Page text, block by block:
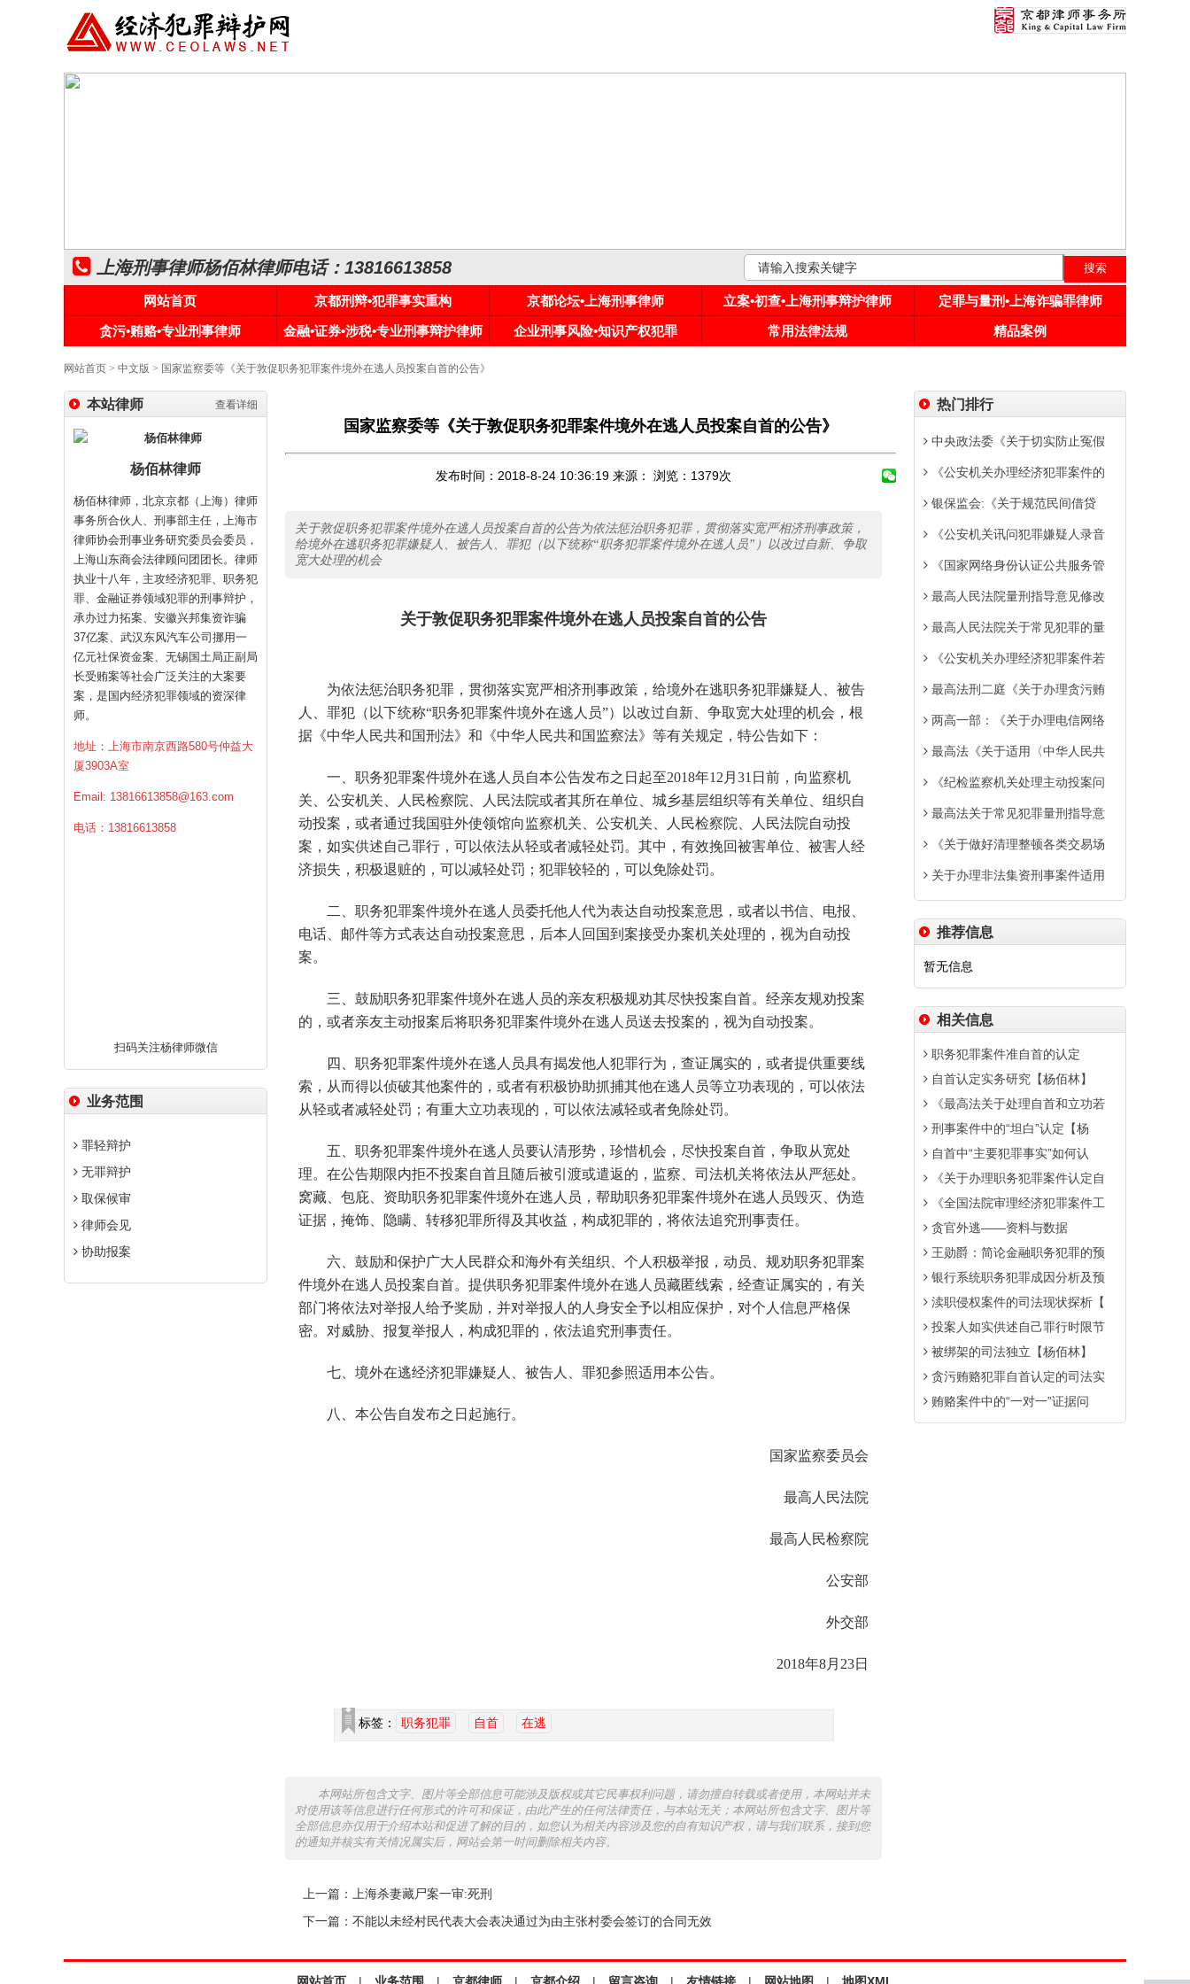
上海刑事律师杨佰林律师电话：13816613858
网站首页 京都刑辩•犯罪事实重构 京都论坛•上海刑事律师 立案•初查•上海刑事辩护律师
定罪与量刑•上海诈骗罪律师
贪污•贿赂•专业刑事律师
金融•证券•涉税•专业刑事辩护律师 企业刑事风险•知识产权犯罪 常用法律法规 精品案例
网站首页 > 中文版 > 国家监察委等《关于敦促职务犯罪案件境外在逃人员投案自首的公告》
查看详细
本站律师
杨佰林律师
杨佰林律师，北京京都（上海）律师
事务所合伙人、刑事部主任，上海市
律师协会刑事业务研究委员会委员，
上海山东商会法律顾问团团长。律师
执业十八年，主攻经济犯罪、职务犯
罪、金融证券领域犯罪的刑事辩护，
承办过力拓案、安徽兴邦集资诈骗
37亿案、武汉东风汽车公司挪用一
亿元社保资金案、无锡国土局正副局
长受贿案等社会广泛关注的大案要
案，是国内经济犯罪领域的资深律
师。
地址：上海市南京西路580号仲益大
厦3903A室
Email: 13816613858@163.com
电话：13816613858
扫码关注杨律师微信
业务范围
罪轻辩护
无罪辩护
取保候审
律师会见
协助报案
国家监察委等《关于敦促职务犯罪案件境外在逃人员投案自首的公告》
发布时间：2018-8-24 10:36:19 来源： 浏览： 1379次
关于敦促职务犯罪案件境外在逃人员投案自首的公告为依法惩治职务犯罪，贯彻落实宽严相济刑事政策，
给境外在逃职务犯罪嫌疑人、被告人、罪犯（以下统称“职务犯罪案件境外在逃人员”）以改过自新、争取
宽大处理的机会
关于敦促职务犯罪案件境外在逃人员投案自首的公告
为依法惩治职务犯罪，贯彻落实宽严相济刑事政策，给境外在逃职务犯罪嫌疑人、被告
人、罪犯（以下统称“职务犯罪案件境外在逃人员”）以改过自新、争取宽大处理的机会，根
据《中华人民共和国刑法》和《中华人民共和国监察法》等有关规定，特公告如下：
一、职务犯罪案件境外在逃人员自本公告发布之日起至2018年12月31日前，向监察机
关、公安机关、人民检察院、人民法院或者其所在单位、城乡基层组织等有关单位、组织自
动投案，或者通过我国驻外使领馆向监察机关、公安机关、人民检察院、人民法院自动投
案，如实供述自己罪行，可以依法从轻或者减轻处罚。其中，有效挽回被害单位、被害人经
济损失，积极退赃的，可以减轻处罚；犯罪较轻的，可以免除处罚。
二、职务犯罪案件境外在逃人员委托他人代为表达自动投案意思，或者以书信、电报、
电话、邮件等方式表达自动投案意思，后本人回国到案接受办案机关处理的，视为自动投
案。
三、鼓励职务犯罪案件境外在逃人员的亲友积极规劝其尽快投案自首。经亲友规劝投案
的，或者亲友主动报案后将职务犯罪案件境外在逃人员送去投案的，视为自动投案。
四、职务犯罪案件境外在逃人员具有揭发他人犯罪行为，查证属实的，或者提供重要线
索，从而得以侦破其他案件的，或者有积极协助抓捕其他在逃人员等立功表现的，可以依法
从轻或者减轻处罚；有重大立功表现的，可以依法减轻或者免除处罚。
五、职务犯罪案件境外在逃人员要认清形势，珍惜机会，尽快投案自首，争取从宽处
理。在公告期限内拒不投案自首且随后被引渡或遣返的，监察、司法机关将依法从严惩处。
窝藏、包庇、资助职务犯罪案件境外在逃人员，帮助职务犯罪案件境外在逃人员毁灭、伪造
证据，掩饰、隐瞒、转移犯罪所得及其收益，构成犯罪的，将依法追究刑事责任。
六、鼓励和保护广大人民群众和海外有关组织、个人积极举报，动员、规劝职务犯罪案
件境外在逃人员投案自首。提供职务犯罪案件境外在逃人员藏匿线索，经查证属实的，有关
部门将依法对举报人给予奖励，并对举报人的人身安全予以相应保护，对个人信息严格保
密。对威胁、报复举报人，构成犯罪的，依法追究刑事责任。
七、境外在逃经济犯罪嫌疑人、被告人、罪犯参照适用本公告。
八、本公告自发布之日起施行。
国家监察委员会
最高人民法院
最高人民检察院
公安部
外交部
2018年8月23日
标签： 职务犯罪 自首 在逃
本网站所包含文字、图片等全部信息可能涉及版权或其它民事权利问题，请勿擅自转载或者使用，本网站并未
对使用该等信息进行任何形式的许可和保证，由此产生的任何法律责任，与本站无关；本网站所包含文字、图片等
全部信息亦仅用于介绍本站和促进了解的目的，如您认为相关内容涉及您的自有知识产权，请与我们联系，接到您
的通知并核实有关情况属实后，网站会第一时间删除相关内容。
上一篇： 上海杀妻藏尸案一审:死刑
下一篇： 不能以未经村民代表大会表决通过为由主张村委会签订的合同无效
热门排行
中央政法委《关于切实防止冤假
《公安机关办理经济犯罪案件的
银保监会:《关于规范民间借贷
《公安机关讯问犯罪嫌疑人录音
《国家网络身份认证公共服务管
最高人民法院量刑指导意见修改
最高人民法院关于常见犯罪的量
《公安机关办理经济犯罪案件若
最高法刑二庭《关于办理贪污贿
两高一部：《关于办理电信网络
最高法《关于适用〈中华人民共
《纪检监察机关处理主动投案问
最高法关于常见犯罪量刑指导意
《关于做好清理整顿各类交易场
关于办理非法集资刑事案件适用
推荐信息
暂无信息
相关信息
职务犯罪案件准自首的认定
自首认定实务研究【杨佰林】
《最高法关于处理自首和立功若
刑事案件中的“坦白”认定【杨
自首中“主要犯罪事实”如何认
《关于办理职务犯罪案件认定自
《全国法院审理经济犯罪案件工
贪官外逃——资料与数据
王勋爵：简论金融职务犯罪的预
银行系统职务犯罪成因分析及预
渎职侵权案件的司法现状探析【
投案人如实供述自己罪行时限节
被绑架的司法独立【杨佰林】
贪污贿赂犯罪自首认定的司法实
贿赂案件中的“一对一”证据问